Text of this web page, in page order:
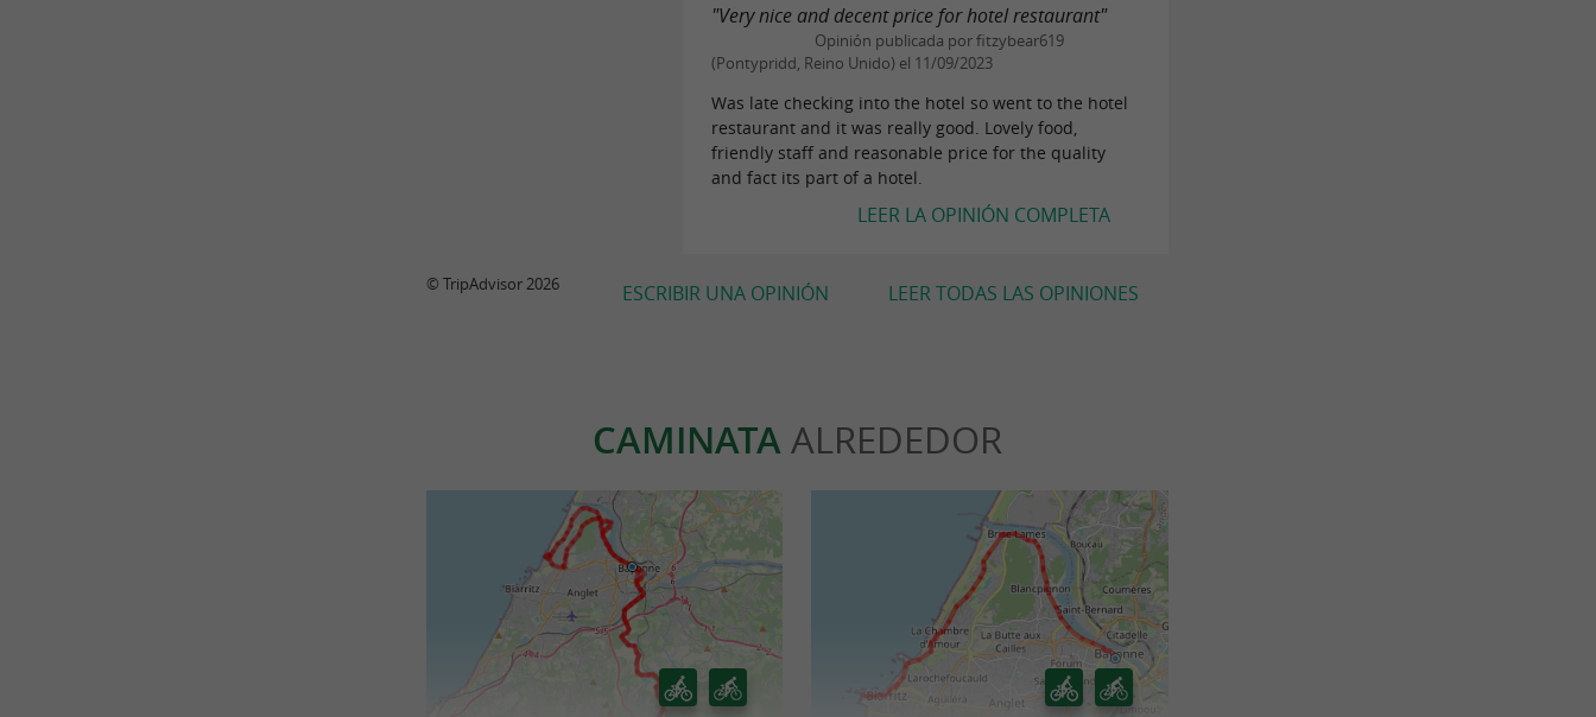
"Very nice and decent price for hotel restaurant"
Opinión publicada por fitzybear619
(Pontypridd, Reino Unido) el 11/09/2023
Was late checking into the hotel so went to the hotel
restaurant and it was really good. Lovely food,
friendly staff and reasonable price for the quality
and fact its part of a hotel.
LEER LA OPINIÓN COMPLETA
LEER TODAS LAS OPINIONES
ESCRIBIR UNA OPINIÓN
© TripAdvisor 2026
CAMINATAALREDEDOR